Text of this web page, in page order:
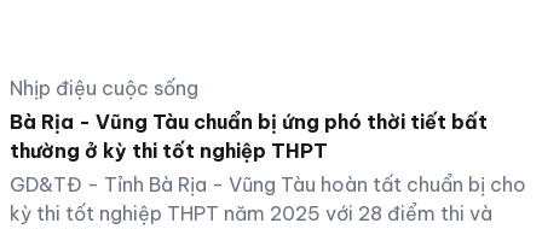
Nhịp điệu cuộc sống
Bà Rịa - Vũng Tàu chuẩn bị ứng phó thời tiết bất
thường ở kỳ thi tốt nghiệp THPT
GD&TĐ - Tỉnh Bà Rịa - Vũng Tàu hoàn tất chuẩn bị cho
kỳ thi tốt nghiệp THPT năm 2025 với 28 điểm thi và